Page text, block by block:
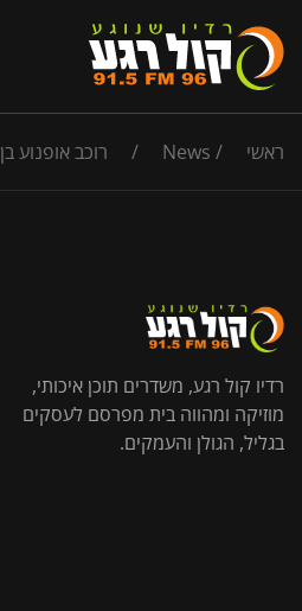
ראשי /
News
/ רוכב אופנוע בן 18 נפצע במהלך רכיבה בבלפוריה. פונה למרכז רפואי צפון במצב בינוני עם חבלת ראש
רדיו קול רגע, משדרים תוכן איכותי,
מוזיקה ומהווה בית מפרסם לעסקים
בגליל, הגולן והעמקים.